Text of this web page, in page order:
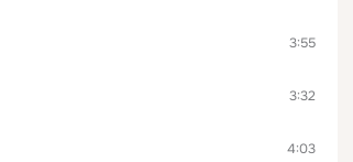
3:55
3:32
4:03